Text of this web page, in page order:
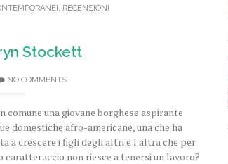
, RECENSIONI
Stockett
NO COMMENTS
comune una giovane borghese aspirante
domestiche afro-americane, una che ha
a crescere i figli degli altri e l'altra che per
caratteraccio non riesce a tenersi un lavoro?